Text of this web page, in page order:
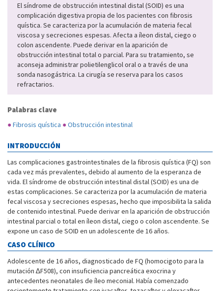
El síndrome de obstrucción intestinal distal (SOID) es una
complicación digestiva propia de los pacientes con fibrosis
quística. Se caracteriza por la acumulación de materia fecal
viscosa y secreciones espesas. Afecta a íleon distal, ciego o
colon ascendente. Puede derivar en la aparición de
obstrucción intestinal total o parcial. Para su tratamiento, se
aconseja administrar polietilenglicol oral o a través de una
sonda nasogástrica. La cirugía se reserva para los casos
refractarios.
Palabras clave
●Fibrosis quística ●Obstrucción intestinal
INTRODUCCIÓN
Las complicaciones gastrointestinales de la fibrosis quística (FQ) son
cada vez más prevalentes, debido al aumento de la esperanza de
vida. El síndrome de obstrucción intestinal distal (SOID) es una de
estas complicaciones. Se caracteriza por la acumulación de materia
fecal viscosa y secreciones espesas, hecho que imposibilita la salida
de contenido intestinal. Puede derivar en la aparición de obstrucción
intestinal parcial o total en íleon distal, ciego o colon ascendente. Se
expone un caso de SOID en un adolescente de 16 años.
CASO CLÍNICO
Adolescente de 16 años, diagnosticado de FQ (homocigoto para la
mutación ∆F508), con insuficiencia pancreática exocrina y
antecedentes neonatales de íleo meconial. Había comenzado